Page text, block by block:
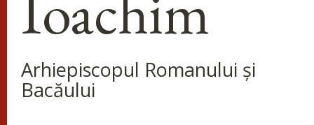
Maicii Domnului de pe
Tolga (Tolgska)
dormea, sfântul s-a trezit și a
văzut o lumină care lumina întreg ținutul. Aceasta
lumină venea de la o coloană de foc de pe
Arhiepiscopul Romanului și
Bacăului